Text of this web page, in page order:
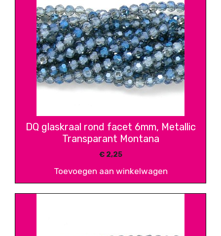
DQ glaskraal rond facet 6mm, Metallic
Transparant Montana
€2,25
Toevoegen aan winkelwagen